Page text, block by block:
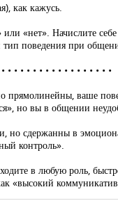
как кажусь.
или «нет». Начислите
тип поведения при
• • • • • • • • • • • • • • • • •
прямолинейны, ваше
но вы в общении
но сдержанны в
контроль».
в любую роль,
«высокий